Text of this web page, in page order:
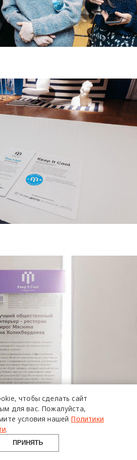
более 20 тысяч
специалистов читают
про дизайн
и архитектуру
в Telegram канале
Design Mate
чтобы сделать сайт
для вас. Пожалуйста,
условия нашей Политики
.
ПРИНЯТЬ